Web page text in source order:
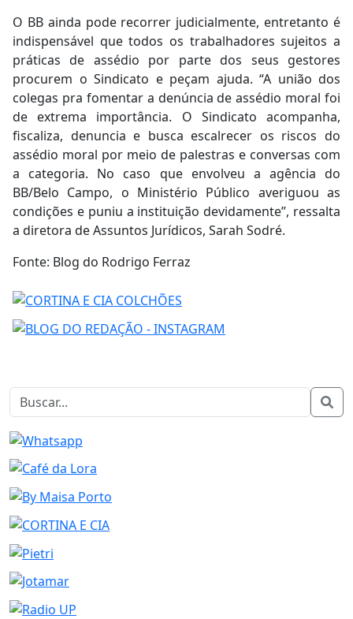
O BB ainda pode recorrer judicialmente, entretanto é
indispensável que todos os trabalhadores sujeitos a
práticas de assédio por parte dos seus gestores
procurem o Sindicato e peçam ajuda. “A união dos
colegas pra fomentar a denúncia de assédio moral foi
de extrema importância. O Sindicato acompanha,
fiscaliza, denuncia e busca escalrecer os riscos do
assédio moral por meio de palestras e conversas com
a categoria. No caso que envolveu a agência do
BB/Belo Campo, o Ministério Público averiguou as
condições e puniu a instituição devidamente”, ressalta
a diretora de Assuntos Jurídicos, Sarah Sodré.
Fonte: Blog do Rodrigo Ferraz